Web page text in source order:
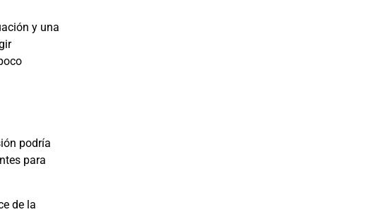
y una
podría
para
de la